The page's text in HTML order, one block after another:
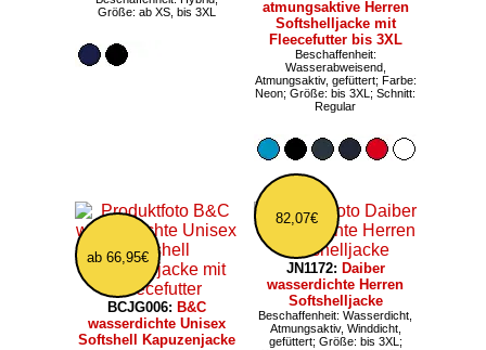
Größe: ab XS, bis 3XL
atmungsaktive Herren
Softshelljacke mit
Fleecefutter bis 3XL
Beschaffenheit:
Wasserabweisend,
Atmungsaktiv, gefüttert; Farbe:
Neon; Größe: bis 3XL; Schnitt:
Regular
ab 66,95€
BCJG006: B&C
wasserdichte Unisex
Softshell Kapuzenjacke
82,07€
JN1172: Daiber
wasserdichte Herren
Softshelljacke
Beschaffenheit: Wasserdicht,
Atmungsaktiv, Winddicht,
gefüttert; Größe: bis 3XL;